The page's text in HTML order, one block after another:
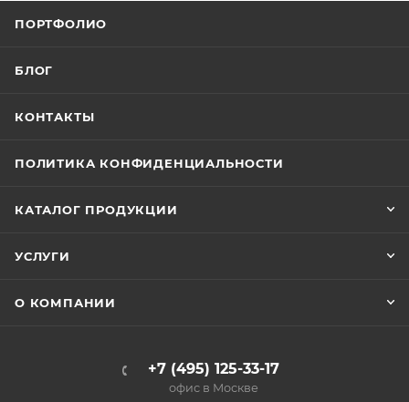
ПОРТФОЛИО
БЛОГ
КОНТАКТЫ
ПОЛИТИКА КОНФИДЕНЦИАЛЬНОСТИ
КАТАЛОГ ПРОДУКЦИИ
УСЛУГИ
О КОМПАНИИ
+7 (495) 125-33-17
офис в Москве